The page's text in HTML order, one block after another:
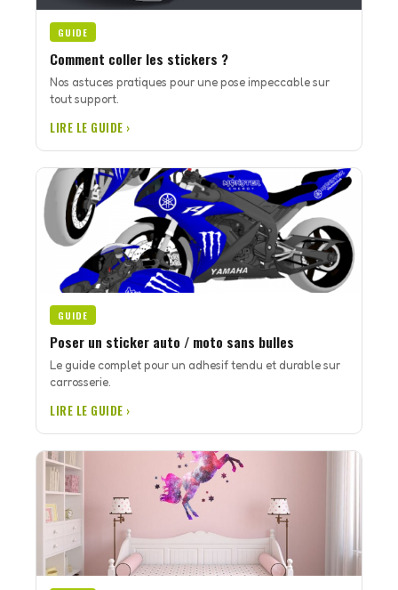
GUIDE
Comment coller les stickers ?
Nos astuces pratiques pour une pose impeccable sur
tout support.
LIRE LE GUIDE ›
GUIDE
Poser un sticker auto / moto sans bulles
Le guide complet pour un adhesif tendu et durable sur
carrosserie.
LIRE LE GUIDE ›